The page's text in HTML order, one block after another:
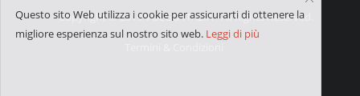
Copyright © 2019 VOLGO ITALIA - All Rights Reserved.
Questo sito Web utilizza i cookie per assicurarti di ottenere la
migliore esperienza sul nostro sito web. Leggi di più